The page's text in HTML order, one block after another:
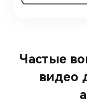
Частые
видео